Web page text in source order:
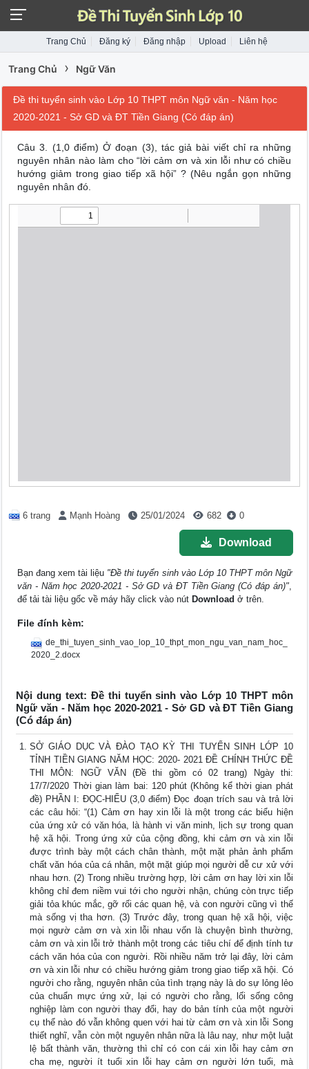
Trang Chủ Đăng ký Đăng nhập Upload Liên hệ
Trang Chủ › Ngữ Văn
Đề thi tuyển sinh vào Lớp 10 THPT môn Ngữ văn - Năm học
2020-2021 - Sở GD và ĐT Tiền Giang (Có đáp án)
Câu 3. (1,0 điểm) Ở đoạn (3), tác giả bài viết chỉ ra những
nguyên nhân nào làm cho “lời cảm ơn và xin lỗi như có chiều
hướng giảm trong giao tiếp xã hội” ? (Nêu ngắn gọn những
nguyên nhân đó.
6 trang Mạnh Hoàng 25/01/2024 682 0
Download
Bạn đang xem tài liệu "Đề thi tuyển sinh vào Lớp 10 THPT môn Ngữ
văn - Năm học 2020-2021 - Sở GD và ĐT Tiền Giang (Có đáp án)",
để tải tài liệu gốc về máy hãy click vào nút Download ở trên.
File đính kèm:
de_thi_tuyen_sinh_vao_lop_10_thpt_mon_ngu_van_nam_hoc_
2020_2.docx
Nội dung text: Đề thi tuyển sinh vào Lớp 10 THPT môn
Ngữ văn - Năm học 2020-2021 - Sở GD và ĐT Tiền Giang
(Có đáp án)
SỞ GIÁO DỤC VÀ ĐÀO TẠO KỲ THI TUYỂN SINH LỚP 10
TỈNH TIỀN GIANG NĂM HỌC: 2020- 2021 ĐỀ CHÍNH THỨC ĐỀ
THI MÔN: NGỮ VĂN (Đề thi gồm có 02 trang) Ngày thi:
17/7/2020 Thời gian làm bai: 120 phút (Không kể thời gian phát
đề) PHẦN I: ĐỌC-HIỂU (3,0 điểm) Đọc đoạn trích sau và trả lời
các câu hỏi: “(1) Cảm ơn hay xin lỗi là một trong các biểu hiện
của ứng xử có văn hóa, là hành vi văn minh, lịch sự trong quan
hệ xã hội. Trong ứng xử của cộng đồng, khi cảm ơn và xin lỗi
được trình bày một cách chân thành, một mặt phản ảnh phẩm
chất văn hóa của cá nhân, một mặt giúp mọi người dễ cư xử với
nhau hơn. (2) Trong nhiều trường hợp, lời cảm ơn hay lời xin lỗi
không chỉ đem niềm vui tới cho người nhận, chúng còn trực tiếp
giải tỏa khúc mắc, gỡ rối các quan hệ, và con người cũng vì thế
mà sống vị tha hơn. (3) Trước đây, trong quan hệ xã hội, việc
mọi ngườ cảm ơn và xin lỗi nhau vốn là chuyện bình thường,
cảm ơn và xin lỗi trở thành một trong các tiêu chí để định tính tư
cách văn hóa của con người. Rồi nhiều năm trở lại đây, lời cảm
ơn và xin lỗi như có chiều hướng giảm trong giao tiếp xã hội. Có
người cho rằng, nguyên nhân của tình trạng này là do sự lỏng lẻo
của chuẩn mực ứng xử, lại có người cho rằng, lối sống công
nghiệp làm con người thay đổi, hay do bản tính của một người
cụ thể nào đó vẫn không quen với hai từ cảm ơn và xin lỗi Song
thiết nghĩ, vẫn còn một nguyên nhân nữa là lâu nay, như một luật
lệ bất thành văn, thường thì chỉ có con cái xin lỗi hay cảm ơn
cha mẹ, người ít tuổi xin lỗi hay cảm ơn người lớn tuổi, mà